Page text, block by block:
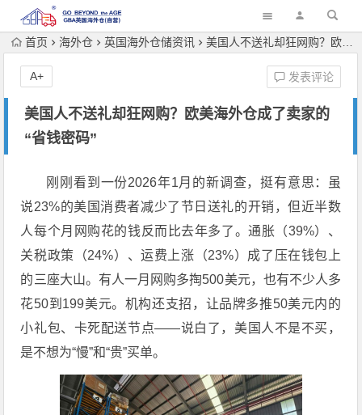
首页 海外仓 英国海外仓储资讯 美国人不送礼却狂网购？欧美海外仓成了卖家的“省钱密码”
美国人不送礼却狂网购？欧美海外仓成了卖家的
“省钱密码”
发表评论
A+
刚刚看到一份2026年1月的新调查，挺有意思：虽
说23%的美国消费者减少了节日送礼的开销，但近半数
人每个月网购花的钱反而比去年多了。通胀（39%）、
关税政策（24%）、运费上涨（23%）成了压在钱包上
的三座大山。有人一月网购多掏500美元，也有不少人多
花50到199美元。机构还支招，让品牌多推50美元内的
小礼包、卡死配送节点——说白了，美国人不是不买，
是不想为“慢”和“贵”买单。